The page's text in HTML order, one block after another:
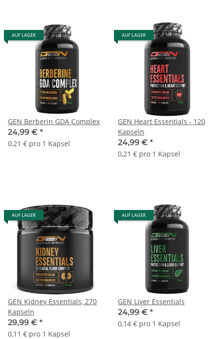
AUF LAGER
GEN Berberin GDA Complex
24,99 € *
0,21 € pro 1 Kapsel
AUF LAGER
GEN Heart Essentials - 120
Kapseln
24,99 € *
0,21 € pro 1 Kapsel
AUF LAGER
GEN Kidney Essentials, 270
Kapseln
29,99 € *
0,11 € pro 1 Kapsel
AUF LAGER
GEN Liver Essentials
24,99 € *
0,14 € pro 1 Kapsel